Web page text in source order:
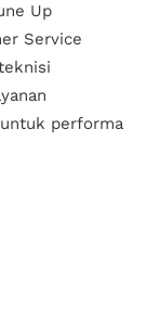
Up
Service
performa